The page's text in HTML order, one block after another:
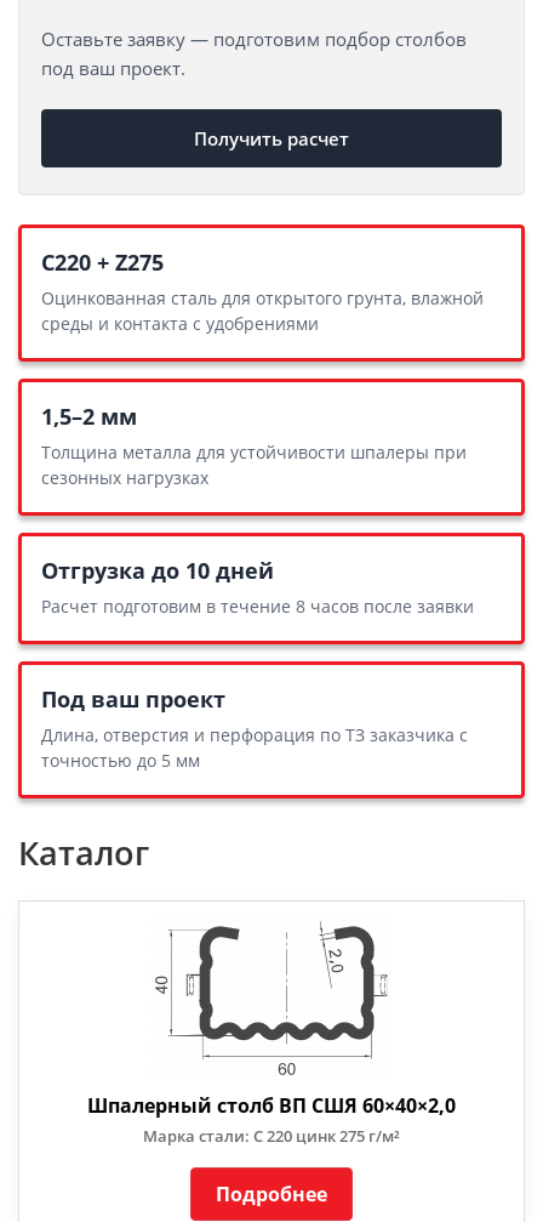
Оставьте заявку — подготовим подбор столбов
под ваш проект.
Получить расчет
С220 + Z275
Оцинкованная сталь для открытого грунта, влажной
среды и контакта с удобрениями
1,5–2 мм
Толщина металла для устойчивости шпалеры при
сезонных нагрузках
Отгрузка до 10 дней
Расчет подготовим в течение 8 часов после заявки
Под ваш проект
Длина, отверстия и перфорация по ТЗ заказчика с
точностью до 5 мм
Каталог
Шпалерный столб ВП СШЯ 60×40×2,0
Марка стали: С 220 цинк 275 г/м²
Подробнее